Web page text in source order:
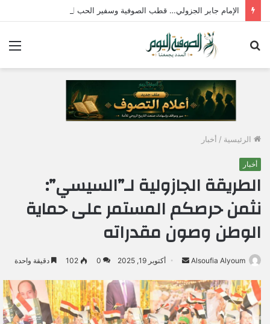
الإمام جابر الجزولي… قطب الصوفية وسفير الحب الإلهي في مصر
الرئيسية / أخبار
أخبار
الطريقة الجازولية لـ”السيسي”:
نثمن حرصكم المستمر على حماية
الوطن وصون مقدراته
Alsoufia Alyoum
س
ل
ب
أكتوبر 19, 2025 0
102 دقيقة واحدة